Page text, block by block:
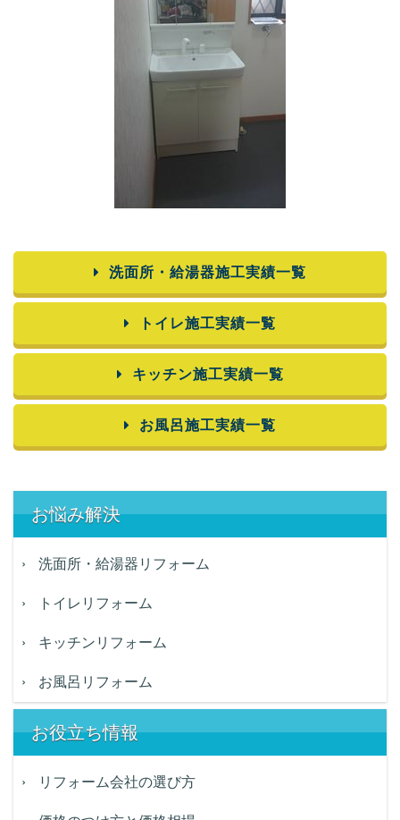
洗面所・給湯器施工実績一覧
トイレ施工実績一覧
キッチン施工実績一覧
お風呂施工実績一覧
お悩み解決
洗面所・給湯器リフォーム
トイレリフォーム
キッチンリフォーム
お風呂リフォーム
お役立ち情報
リフォーム会社の選び方